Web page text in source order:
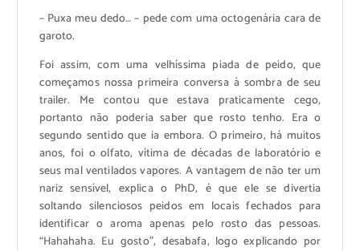
– Puxa meu dedo… – pede com uma octogenária cara de
garoto.
Foi assim, com uma velhíssima piada de peido, que
começamos nossa primeira conversa à sombra de seu
trailer. Me contou que estava praticamente cego,
portanto não poderia saber que rosto tenho. Era o
segundo sentido que ia embora. O primeiro, há muitos
anos, foi o olfato, vítima de décadas de laboratório e
seus mal ventilados vapores. A vantagem de não ter um
nariz sensível, explica o PhD, é que ele se divertia
soltando silenciosos peidos em locais fechados para
identificar o aroma apenas pelo rosto das pessoas.
“Hahahaha. Eu gosto”, desabafa, logo explicando por